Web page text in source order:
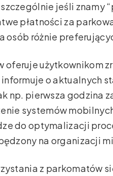
jeśli znamy
płatności za
osób różnie
oferuje użytkownikom
o aktualnych
np. pierwsza godzina
systemów
do optymalizacji
na organizacji
z parkomatów